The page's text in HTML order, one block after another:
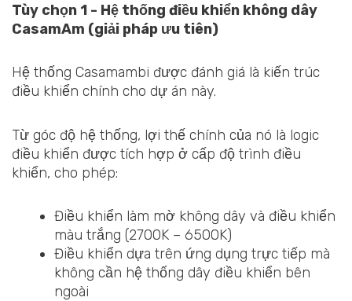
Tùy chọn 1 - Hệ thống điều khiển không dây
CasamAm (giải pháp ưu tiên)
Hệ thống Casamambi được đánh giá là kiến trúc
điều khiển chính cho dự án này.
Từ góc độ hệ thống, lợi thế chính của nó là logic
điều khiển được tích hợp ở cấp độ trình điều
khiển, cho phép:
Điều khiển làm mờ không dây và điều khiển
màu trắng (2700K – 6500K)
Điều khiển dựa trên ứng dụng trực tiếp mà
không cần hệ thống dây điều khiển bên
ngoài